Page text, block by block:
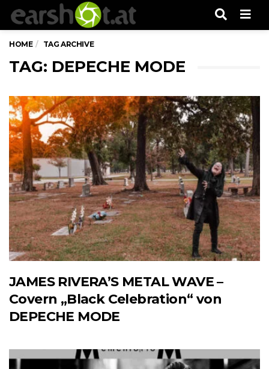
HOME TAG ARCHIVE
TAG: DEPECHE MODE
JAMES RIVERA’S METAL WAVE –
Covern „Black Celebration“ von
DEPECHE MODE